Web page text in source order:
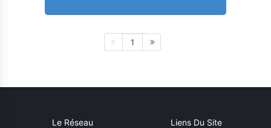
1
Le Réseau Liens Du Site